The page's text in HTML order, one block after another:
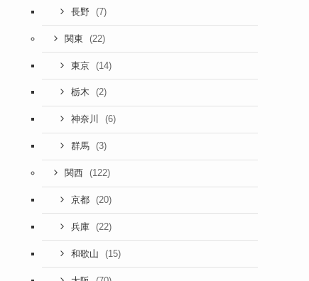
長野 (7)
関東 (22)
東京 (14)
栃木 (2)
神奈川 (6)
群馬 (3)
関西 (122)
京都 (20)
兵庫 (22)
和歌山 (15)